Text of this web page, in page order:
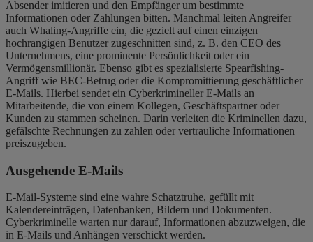
Absender imitieren und den Empfänger um bestimmte
Informationen oder Zahlungen bitten. Manchmal leiten Angreifer
auch Whaling-Angriffe ein, die gezielt auf einen einzigen
hochrangigen Benutzer zugeschnitten sind, z. B. den CEO des
Unternehmens, eine prominente Persönlichkeit oder ein
Vermögensmillionär. Ebenso gibt es spezialisierte Spearfishing-
Angriff wie BEC-Betrug oder die Kompromittierung geschäftlicher
E-Mails. Hierbei sendet ein Cyberkrimineller E-Mails an
Mitarbeitende, die von einem Kollegen, Geschäftspartner oder
Kunden zu stammen scheinen. Darin verleiten die Kriminellen dazu,
gefälschte Rechnungen zu zahlen oder vertrauliche Informationen
preiszugeben.
Ausgehende E-Mails
E-Mail-Systeme sind eine wahre Schatztruhe, gefüllt mit
Kalendereinträgen, Datenbanken, Bildern und Dokumenten.
Cyberkriminelle warten nur darauf, Informationen abzuzweigen, die
in E-Mails und Anhängen verschickt werden.